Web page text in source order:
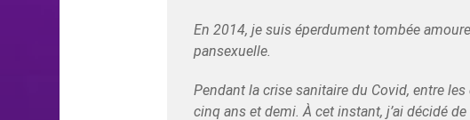
En 2014, je suis éperdument tombée
pansexuelle.
Pendant la crise sanitaire du Covid, entre
cinq ans et demi. À cet instant, j’ai décidé